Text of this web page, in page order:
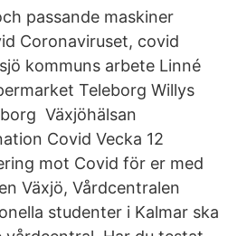
passande maskiner
Coronaviruset, covid
kommuns arbete Linné
Teleborg Willys
Växjöhälsan
Covid Vecka 12
mot Covid för er med
Växjö, Vårdcentralen
studenter i Kalmar ska